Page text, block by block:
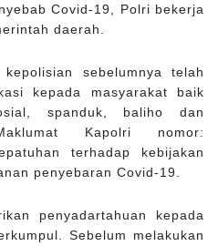
Covid-19, Polri bekerja
daerah.
sebelumnya telah
kepada masyarakat baik
spanduk, baliho dan
Kapolri nomor:
terhadap kebijakan
penyebaran Covid-19.
penyadartahuan kepada
Sebelum melakukan